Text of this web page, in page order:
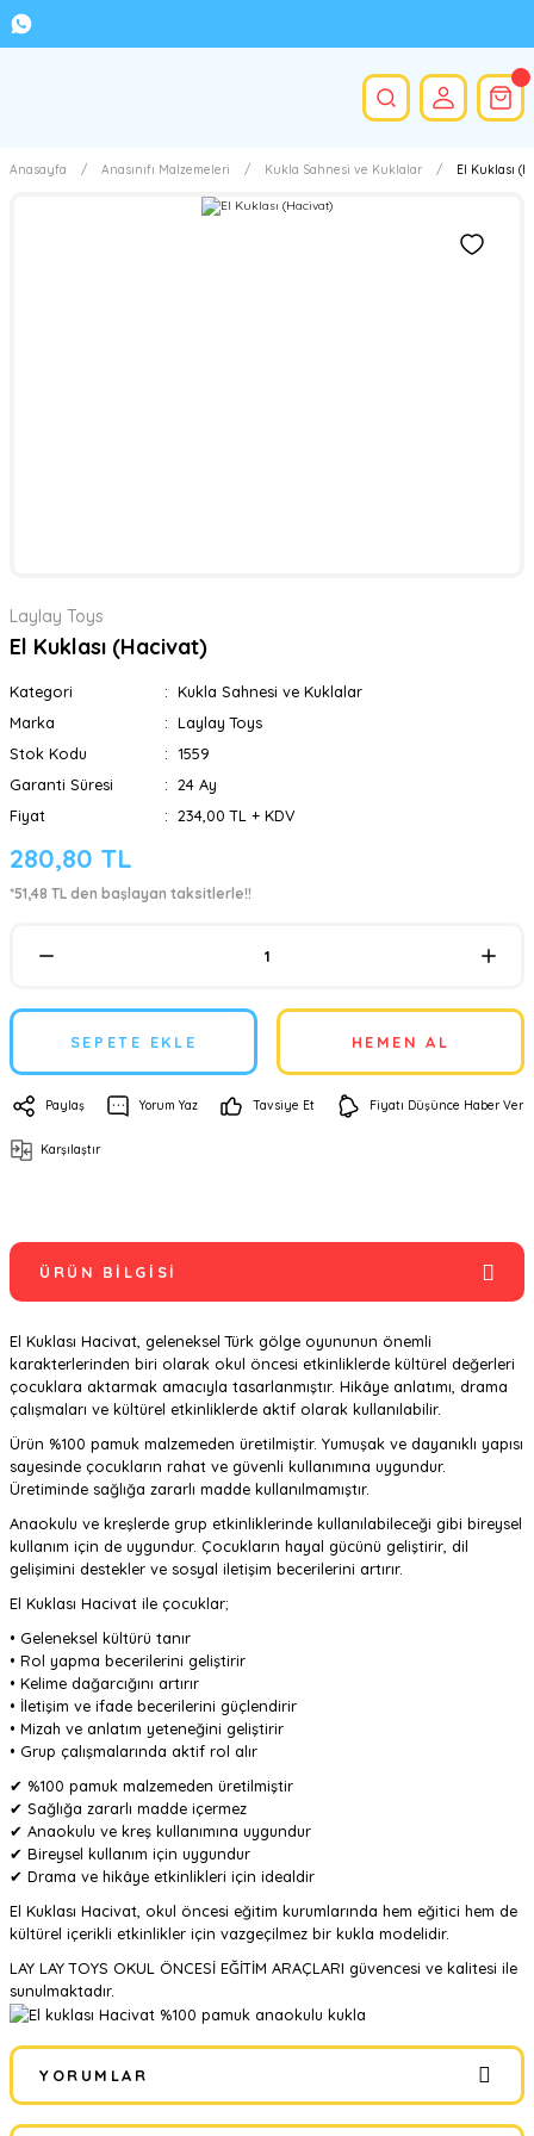
Anasayfa Anasınıfı Malzemeleri Kukla Sahnesi ve Kuklalar El Kuklası
Laylay Toys
El Kuklası (Hacivat)
Kategori
Kukla Sahnesi ve Kuklalar
Marka
Laylay Toys
Stok Kodu
1559
Garanti Süresi
24 Ay
Fiyat
234,00 TL + KDV
280,80 TL
*51,48 TL den başlayan taksitlerle!!
SEPETE EKLE HEMEN AL
Paylaş Yorum Yaz Tavsiye Et Fiyatı Düşünce Haber Ver
Karşılaştır
ÜRÜN BILGISI
El Kuklası Hacivat, geleneksel Türk gölge oyununun önemli
karakterlerinden biri olarak okul öncesi etkinliklerde kültürel değerleri
çocuklara aktarmak amacıyla tasarlanmıştır. Hikâye anlatımı, drama
çalışmaları ve kültürel etkinliklerde aktif olarak kullanılabilir.
Ürün %100 pamuk malzemeden üretilmiştir. Yumuşak ve dayanıklı yapısı
sayesinde çocukların rahat ve güvenli kullanımına uygundur.
Üretiminde sağlığa zararlı madde kullanılmamıştır.
Anaokulu ve kreşlerde grup etkinliklerinde kullanılabileceği gibi bireysel
kullanım için de uygundur. Çocukların hayal gücünü geliştirir, dil
gelişimini destekler ve sosyal iletişim becerilerini artırır.
El Kuklası Hacivat ile çocuklar;
• Geleneksel kültürü tanır
• Rol yapma becerilerini geliştirir
• Kelime dağarcığını artırır
• İletişim ve ifade becerilerini güçlendirir
• Mizah ve anlatım yeteneğini geliştirir
• Grup çalışmalarında aktif rol alır
✔ %100 pamuk malzemeden üretilmiştir
✔ Sağlığa zararlı madde içermez
✔ Anaokulu ve kreş kullanımına uygundur
✔ Bireysel kullanım için uygundur
✔ Drama ve hikâye etkinlikleri için idealdir
El Kuklası Hacivat, okul öncesi eğitim kurumlarında hem eğitici hem de
kültürel içerikli etkinlikler için vazgeçilmez bir kukla modelidir.
LAY LAY TOYS OKUL ÖNCESİ EĞİTİM ARAÇLARI güvencesi ve kalitesi ile
sunulmaktadır.
YORUMLAR